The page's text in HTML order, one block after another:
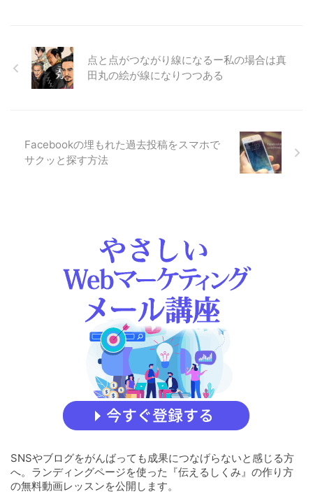
点と点がつながり線になるー私の場合は真
田丸の絵が線になりつつある
Facebookの埋もれた過去投稿をスマホで
サクッと探す方法
SNSやブログをがんばっても成果につなげらないと感じる方
へ。ランディングページを使った『伝えるしくみ』の作り方
の無料動画レッスンを公開します。